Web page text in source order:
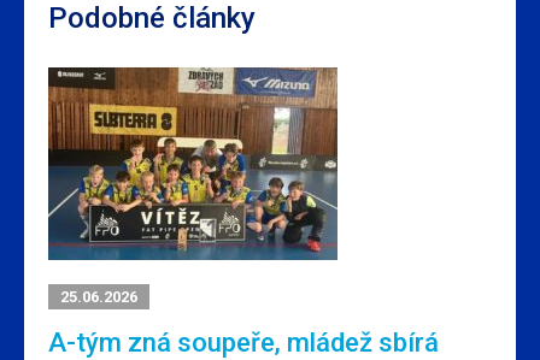
Podobné články
25.06.2026
A-tým zná soupeře, mládež sbírá